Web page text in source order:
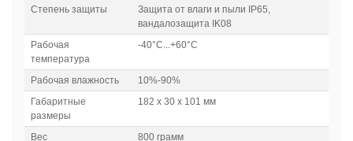
Степень защиты
Защита от влаги и пыли IP65,
вандалозащита IK08
Рабочая
температура
-40°С...+60°C
Рабочая влажность
10%-90%
Габаритные
размеры
182 х 30 х 101 мм
Вес 800 грамм